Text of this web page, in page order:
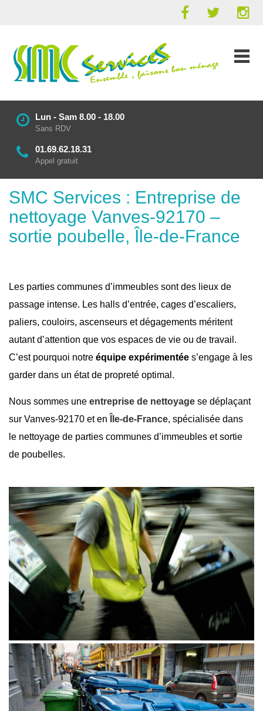
Lun - Sam 8.00 - 18.00
Sans RDV
01.69.62.18.31
Appel gratuit
SMC Services : Entreprise de
nettoyage Vanves-92170 –
sortie poubelle, Île-de-France
Les parties communes d’immeubles sont des lieux de
passage intense. Les halls d’entrée, cages d’escaliers,
paliers, couloirs, ascenseurs et dégagements méritent
autant d’attention que vos espaces de vie ou de travail.
C’est pourquoi notre équipe expérimentée s’engage à les
garder dans un état de propreté optimal.
Nous sommes une entreprise de nettoyage se déplaçant
sur Vanves-92170 et en Île-de-France, spécialisée dans
le nettoyage de parties communes d’immeubles etsortie
de poubelles.